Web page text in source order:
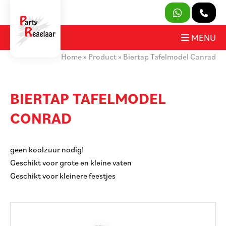
SLUITEN
OVER ONS
MIJN AANVRAAG
MENU
Home » Product » Biertap Tafelmodel Conrad
BIERTAP TAFELMODEL
CONRAD
geen koolzuur nodig!
Geschikt voor grote en kleine vaten
Geschikt voor kleinere feestjes